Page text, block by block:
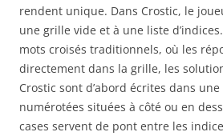
rendent unique. Dans Crostic, le
une grille vide et à une liste
mots croisés traditionnels, où les
directement dans la grille, les
Crostic sont d’abord écrites dans
numérotées situées à côté ou en
cases servent de pont entre les